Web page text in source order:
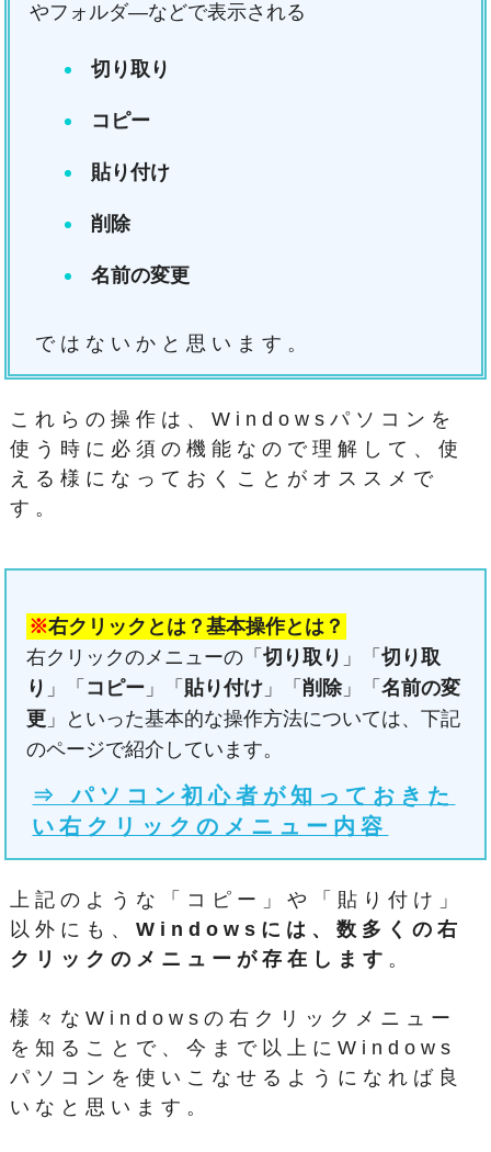
やフォルダ―などで表示される
切り取り
コピー
貼り付け
削除
名前の変更
ではないかと思います。
これらの操作は、Windowsパソコンを
使う時に必須の機能なので理解して、使
える様になっておくことがオススメで
す。
※右クリックとは？基本操作とは？
右クリックのメニューの「切り取り 」「切り取
り 」「 コピー 」「 貼り付け 」「削除」「名前の変
更 」といった基本的な操作方法については、下記
のページで紹介しています。
⇒ パソコン初心者が知っておきた
い右クリックのメニュー内容
上記のような「コピー」や「貼り付け」
以外にも、Windowsには、数多くの右
クリックのメニューが存在します 。
様々なWindowsの右クリックメニュー
を知ることで、今まで以上にWindows
パソコンを使いこなせるようになれば良
いなと思います。